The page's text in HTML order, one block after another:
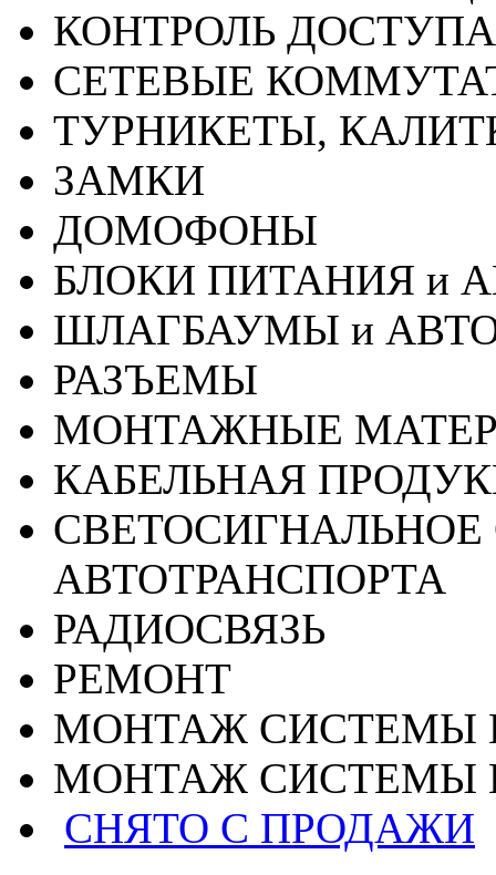
КОНТРОЛЬ ДОСТУПА
СЕТЕВЫЕ
ТУРНИКЕТЫ,
ЗАМКИ
ДОМОФОНЫ
БЛОКИ ПИТАНИЯ и
ШЛАГБАУМЫ и
РАЗЪЕМЫ
МОНТАЖНЫЕ
КАБЕЛЬНАЯ
АВТОТРАНСПОРТА
РАДИОСВЯЗЬ
РЕМОНТ
МОНТАЖ СИСТЕМЫ
МОНТАЖ СИСТЕМЫ
СНЯТО С ПРОДАЖИ